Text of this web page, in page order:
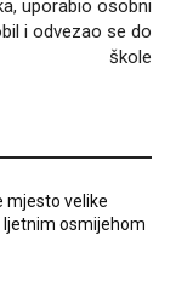
uporabio osobni
i odvezao se do
škole
mjesto velike
osmijehom